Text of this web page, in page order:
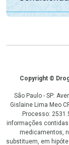
CopyrightCopyright ©
São Paulo - SP:
Gislaine Lima Meo
Processo:
informações
medicamentos,
substituem, em